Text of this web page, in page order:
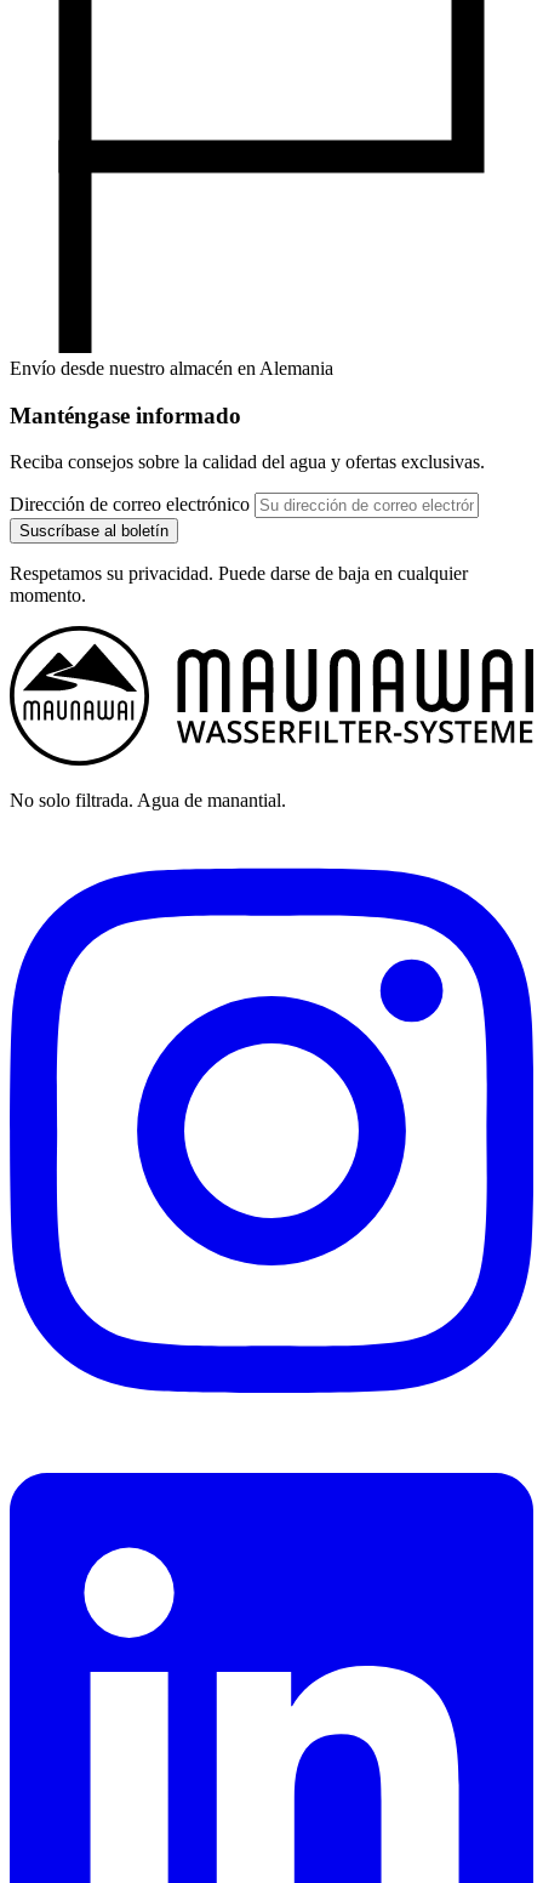
Envío desde nuestro almacén en Alemania
Manténgase informado
Reciba consejos sobre la calidad del agua y ofertas exclusivas.
Dirección de correo electrónico
Suscríbase al boletín
Respetamos su privacidad. Puede darse de baja en cualquier
momento.
No solo filtrada. Agua de manantial.